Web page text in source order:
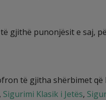
gjithë punonjësit e saj,
të gjitha shërbimet që
, Sigurimi Klasik i Jetës,